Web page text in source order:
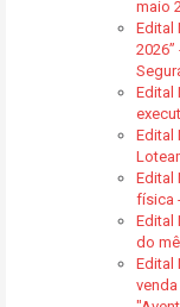
maio
Edital
Edital
Edital
Edital
física
Edital
do
Edital